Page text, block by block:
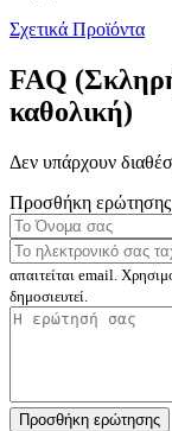
Σχετικά Προϊόντα
FAQ
καθολική)
Δεν υπάρχουν
Προσθήκη ερώτησης
απαιτείται email.
δημοσιευτεί.
Προσθήκη ερώτησης